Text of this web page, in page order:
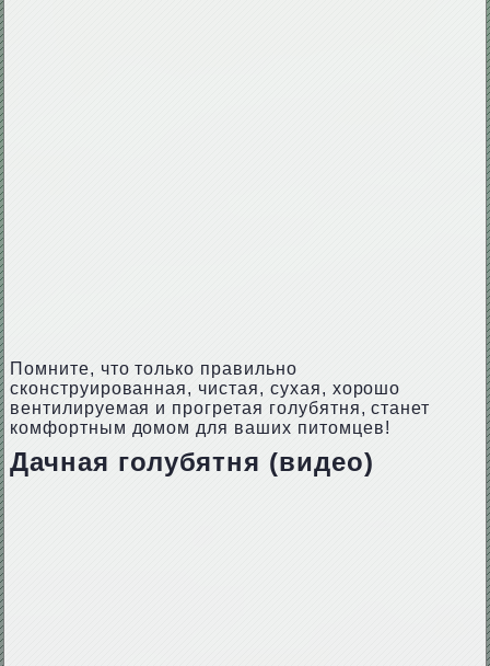
Помните, что только правильно
сконструированная, чистая, сухая, хорошо
вентилируемая и прогретая голубятня, станет
комфортным домом для ваших питомцев!
Дачная голубятня (видео)